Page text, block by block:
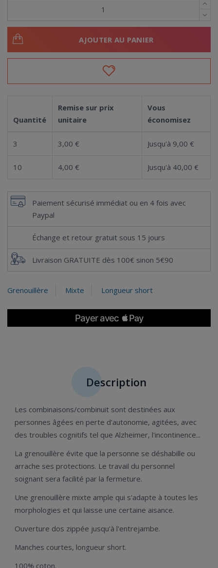
AJOUTER AU PANIER
Quantité
Remise sur prix
unitaire
Vous
économisez
3 3,00 € Jusqu'à 9,00 €
10 4,00 € Jusqu'à 40,00 €
Paiement sécurisé immédiat ou en 4 fois avec
Paypal
Échange et retour gratuit sous 15 jours
Livraison GRATUITE dès 100€ sinon 5€90
Grenouillère Mixte Longueur short
Description
Les combinaisons/combinuit sont destinées aux
personnes âgées en perte d'autonomie, agitées, avec
des troubles cognitifs tel que Alzheimer, l'incontinence...
La grenouillère évite que la personne se déshabille ou
arrache ses protections. Le travail du personnel
soignant sera facilité par la fermeture.
Une grenouillère mixte ample qui s'adapte à toutes les
morphologies et qui laisse une certaine aisance.
Ouverture dos zippée jusqu'à l'entrejambe.
Manches courtes, longueur short.
100% coton.